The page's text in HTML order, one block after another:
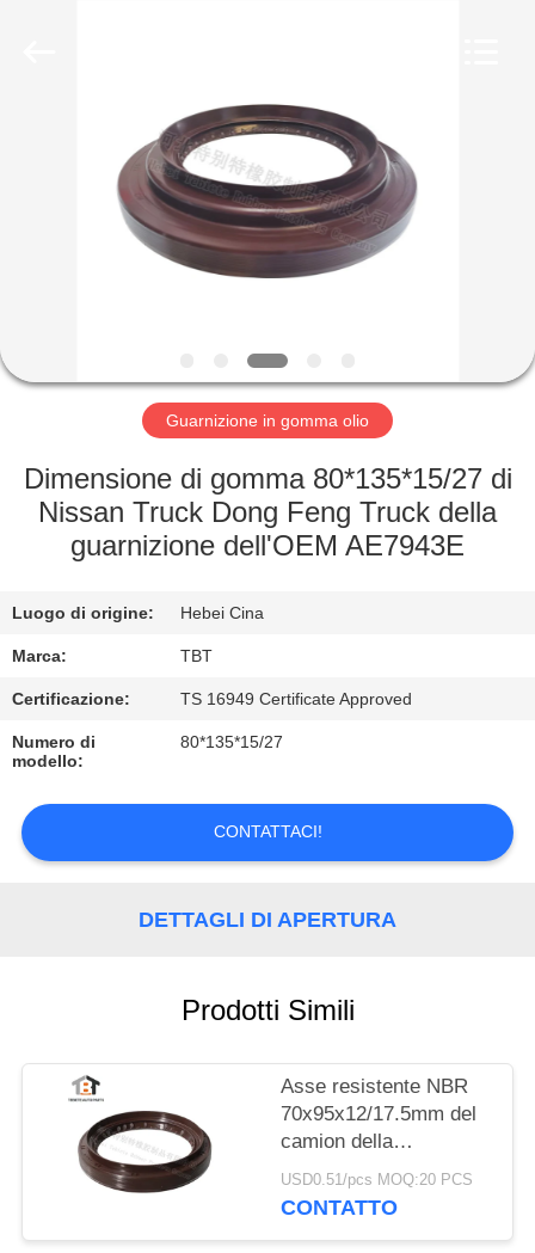
PRODOTTI
GIRO
FABBRICA
CONTROLLO
QUALITÀ
CONTATTICI
NOTIZIE
CASI
Guarnizione in gomma olio
Dimensione di gomma 80*135*15/27 di
Nissan Truck Dong Feng Truck della
guarnizione dell'OEM AE7943E
Luogo di origine: Hebei Cina
Marca: TBT
Certificazione: TS 16949 Certificate Approved
Numero di
modello:
80*135*15/27
CONTATTACI!
DETTAGLI DI APERTURA
Prodotti Simili
Asse resistente NBR
70x95x12/17.5mm del
camion della
guarnizione del camion
di Dongfeng
USD0.51/pcs MOQ:20 PCS
CONTATTO